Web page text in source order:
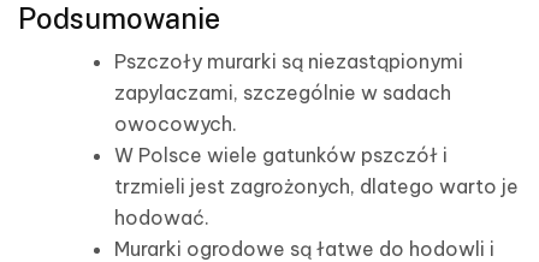
Podsumowanie
Pszczoły murarki są niezastąpionymi
zapylaczami, szczególnie w sadach
owocowych.
W Polsce wiele gatunków pszczół i
trzmieli jest zagrożonych, dlatego warto je
hodować.
Murarki ogrodowe są łatwe do hodowli i